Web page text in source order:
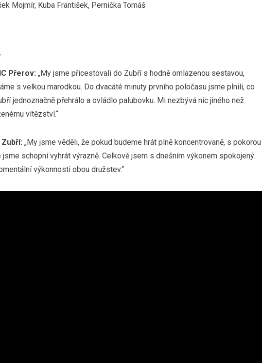
Mojmír, Kuba František, Pernička Tomáš
Přerov: „My jsme přicestovali do Zubří s hodně omlazenou sestavou,
s velkou marodkou. Do dvacáté minuty prvního poločasu jsme plnili, co
jednoznačně přehrálo a ovládlo palubovku. Mi nezbývá nic jiného než
vítězství.“
„My jsme věděli, že pokud budeme hrát plně koncentrovaně, s pokorou
schopní vyhrát výrazně. Celkově jsem s dnešním výkonem spokojený.
výkonnosti obou družstev.“